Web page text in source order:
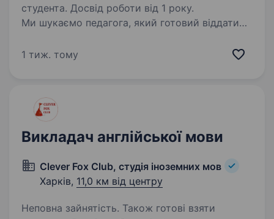
студента. Досвід роботи від 1 року.
Ми шукаємо педагога, який готовий віддати
учнів. Наша компанія «Victoria's School» —
креативність…
1 тиж. тому
Викладач англійської мови
Clever Fox Club, студія іноземних мов
Харків, 11,0 км від центру
Неповна зайнятість. Також готові взяти